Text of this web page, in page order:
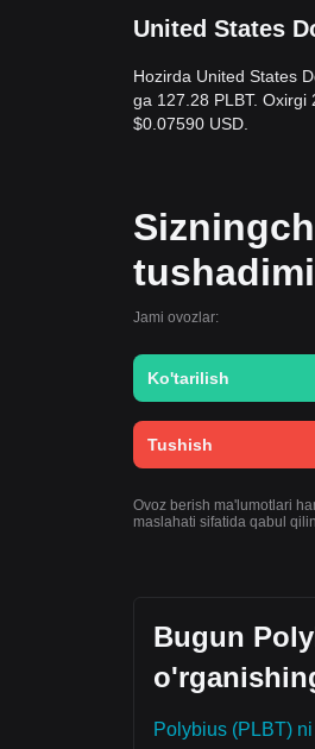
United States
Hozirda United States
ga 127.28 PLBT.
$0.07590 USD.
Jami ovozlar:
Ko'tarilish
Tushish
Ovoz berish ma'lumotlari
maslahati sifatida qabul
Bugun
Polybius (PLBT)